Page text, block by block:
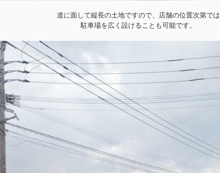
道に面して縦長の土地ですので、店舗の位置次第では
駐車場を広く設けることも可能です。